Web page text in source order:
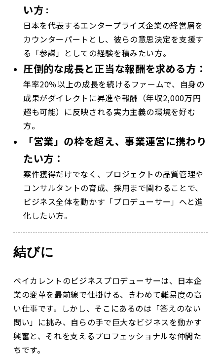
い方 ：
日本を代表するエンタープライズ企業の経営層を
カウンターパートとし、彼らの意思決定を支援す
る「参謀」としての経験を積みたい方。
圧倒的な成長と正当な報酬を求める方：
年率20％以上の成長を続けるファームで、自身の
成果がダイレクトに昇進や報酬（年収2,000万円
超も可能）に反映される実力主義の環境を好む
方。
「営業」の枠を超え、事業運営に携わり
たい方：
案件獲得だけでなく、プロジェクトの品質管理や
コンサルタントの育成、採用まで関わることで、
ビジネス全体を動かす「プロデューサー」へと進
化したい方。
結びに
ベイカレントのビジネスプロデューサーは、日本企
業の変革を最前線で仕掛ける、きわめて難易度の高
い仕事です。しかし、そこにあるのは「答えのない
問い」に挑み、自らの手で巨大なビジネスを動かす
興奮と、それを支えるプロフェッショナルな仲間た
ちです。